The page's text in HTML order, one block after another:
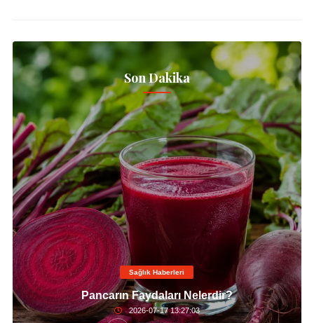
Son Dakika
Sağlık Haberleri
Pancarın Faydaları Nelerdir?
2026-07-17 13:27:03